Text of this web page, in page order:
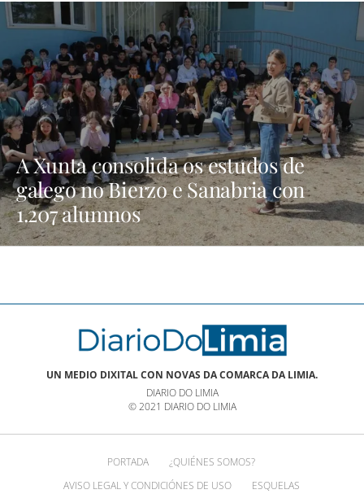
A Xunta consolida os estudos de
galego no Bierzo e Sanabria con
1.207 alumnos
UN MEDIO DIXITAL CON NOVAS DA COMARCA DA LIMIA.
DIARIO DO LIMIA
© 2021 DIARIO DO LIMIA
PORTADA
¿QUIÉNES SOMOS?
AVISO LEGAL Y CONDICIÓNES DE USO
ESQUELAS